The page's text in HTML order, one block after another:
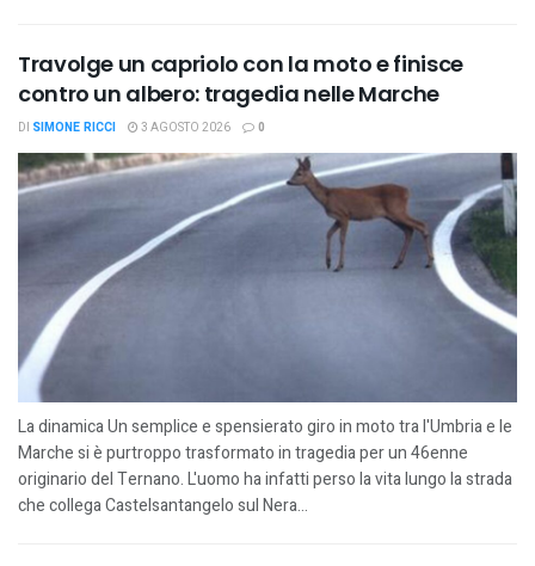
Travolge un capriolo con la moto e finisce
contro un albero: tragedia nelle Marche
DI SIMONE RICCI 3 AGOSTO 2026 0
La dinamica Un semplice e spensierato giro in moto tra l'Umbria e le
Marche si è purtroppo trasformato in tragedia per un 46enne
originario del Ternano. L'uomo ha infatti perso la vita lungo la strada
che collega Castelsantangelo sul Nera...